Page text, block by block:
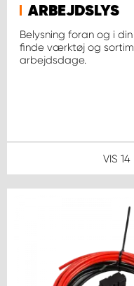
ARBEJDSLYS
Belysning foran og i
finde værktøj og
arbejdsdage.
VIS 14